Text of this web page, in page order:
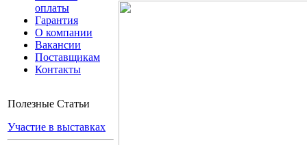
оплаты
Гарантия
О компании
Вакансии
Поставщикам
Контакты
Полезные Статьи
Участие в выставках